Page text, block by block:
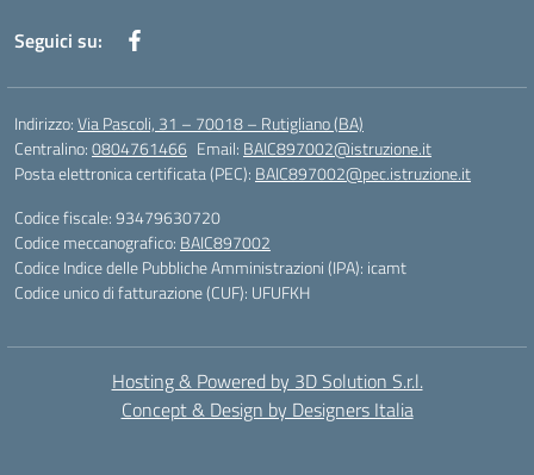
Seguici su:
Indirizzo:Via Pascoli, 31 – 70018 – Rutigliano (BA)
Centralino:0804761466 Email: BAIC897002@istruzione.it
Posta elettronica certificata (PEC): BAIC897002@pec.istruzione.it
Codice fiscale: 93479630720
Codice meccanografico: BAIC897002
Codice Indice delle Pubbliche Amministrazioni (IPA): icamt
Codice unico di fatturazione (CUF): UFUFKH
Hosting & Powered by 3D Solution S.r.l.
Concept & Design by Designers Italia